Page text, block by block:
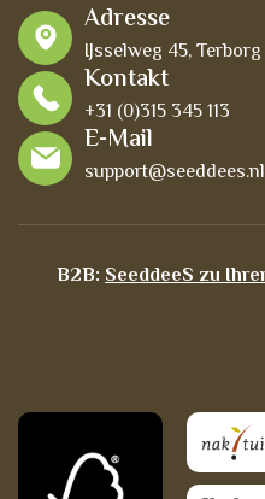
Adresse
IJsselweg 45,
Kontakt
+31 (0)315 345 113
E-Mail
support@seeddees.nl
B2B: SeeddeeS zu